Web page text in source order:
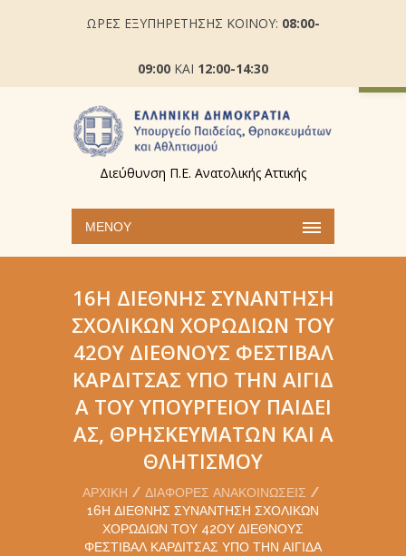
ΩΡΕΣ ΕΞΥΠΗΡΕΤΗΣΗΣ ΚΟΙΝΟΥ: 08:00-
09:00 ΚΑΙ 12:00-14:30
Διεύθυνση Π.Ε. Ανατολικής Αττικής
ΜΕΝΟΎ
16Η ΔΙΕΘΝΉΣ ΣΥΝΆΝΤΗΣΗ
ΣΧΟΛΙΚΏΝ ΧΟΡΩΔΙΏΝ ΤΟΥ
42ΟΥ ΔΙΕΘΝΟΎΣ ΦΕΣΤΙΒΆΛ
ΚΑΡΔΊΤΣΑΣ ΥΠΌ ΤΗΝ ΑΙΓΊΔ
Α ΤΟΥ ΥΠΟΥΡΓΕΊΟΥ ΠΑΙΔΕΊ
ΑΣ, ΘΡΗΣΚΕΥΜΆΤΩΝ ΚΑΙ Α
ΘΛΗΤΙΣΜΟΎ
ΑΡΧΙΚΉ
ΔΙΆΦΟΡΕΣ ΑΝΑΚΟΙΝΏΣΕΙΣ
16Η ΔΙΕΘΝΉΣ ΣΥΝΆΝΤΗΣΗ ΣΧΟΛΙΚΏΝ
ΧΟΡΩΔΙΏΝ ΤΟΥ 42ΟΥ ΔΙΕΘΝΟΎΣ
ΦΕΣΤΙΒΆΛ ΚΑΡΔΊΤΣΑΣ ΥΠΌ ΤΗΝ ΑΙΓΊΔΑ